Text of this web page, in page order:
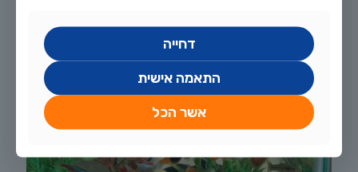
דחייה
התאמה אישית
אשר הכל